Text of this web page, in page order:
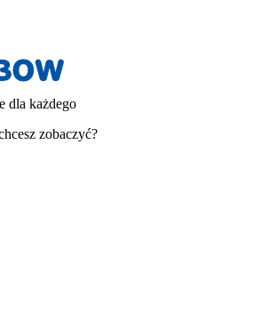
dla każdego
zobaczyć?